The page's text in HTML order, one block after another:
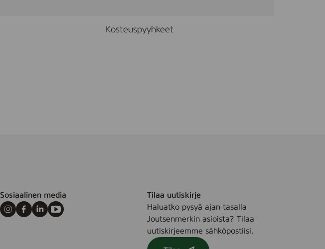
Kosteuspyyhkeet
Sosiaalinen media
Instagram
Facebook
LinkedInYoutube
Tilaa uutiskirje
Haluatko pysyä ajan tasalla
Joutsenmerkin asioista? Tilaa
uutiskirjeemme sähköpostiisi.